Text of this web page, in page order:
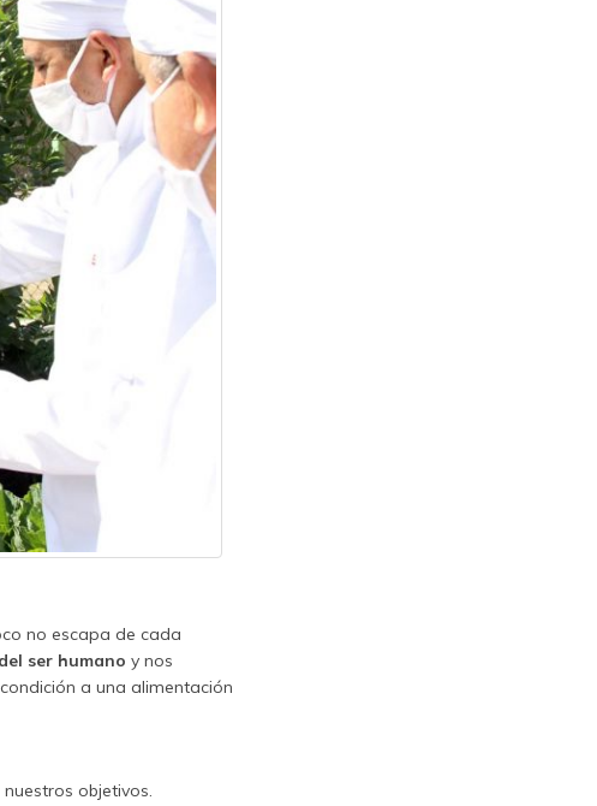
no escapa de cada
ser humano y nos
a una alimentación
objetivos.